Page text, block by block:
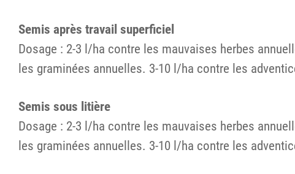
Semis après travail superficiel
Dosage : 2-3 l/ha contre les mauvaises herbes
les graminées annuelles. 3-10 l/ha contre les
Semis sous litière
Dosage : 2-3 l/ha contre les mauvaises herbes
les graminées annuelles. 3-10 l/ha contre les